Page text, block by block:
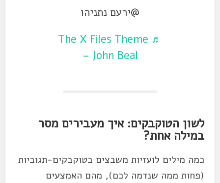
@ירעם נתניהו
♬ The X Files Theme
– John Beal
לשון הטוקבקים: איך מעבירים מסר
במילה אחת?
כמה מילים לועזיות משבצים בטוקבקים-תגוביות
(פחות ממה שנדמה לכם), מהם האמצעים